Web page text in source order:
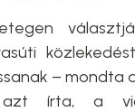
– mondta
írta, a